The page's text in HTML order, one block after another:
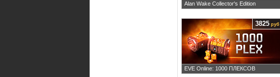
Alan Wake Collector's Edition
EVE Online: 1000 ПЛЕКСОВ
3825 руб